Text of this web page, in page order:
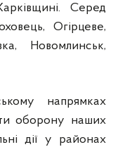
Серед
Огірцеве,
Новомлинськ,
напрямках
оборону наших
дії у районах